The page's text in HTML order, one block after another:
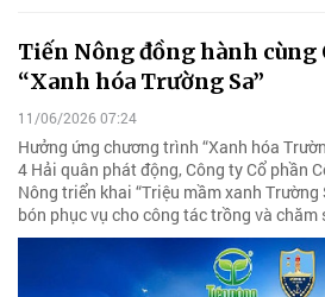
Tiến Nông đồng hành
“Xanh hóa Trường Sa”
11/06/2026 07:24
Hưởng ứng chương trình “Xanh hóa
4 Hải quân phát động, Công ty Cổ phần
Nông triển khai “Triệu mầm xanh
bón phục vụ cho công tác trồng và chăm